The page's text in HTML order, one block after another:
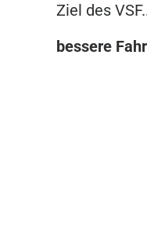
Ziel des
bessere